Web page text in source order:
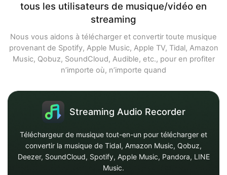
tous les utilisateurs de musique/vidéo en
streaming
Nous vous aidons à télécharger et convertir toute musique
provenant de Spotify, Apple Music, Apple TV, Tidal, Amazon
Music, Qobuz, SoundCloud, Audible, etc., pour en profiter
n’importe où, n’importe quand
Streaming Audio Recorder
Téléchargeur de musique tout-en-un pour télécharger et
convertir la musique de Tidal, Amazon Music, Qobuz,
Deezer, SoundCloud, Spotify, Apple Music, Pandora, LINE
Music.